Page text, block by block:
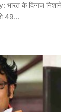
के दिग्गज
49…